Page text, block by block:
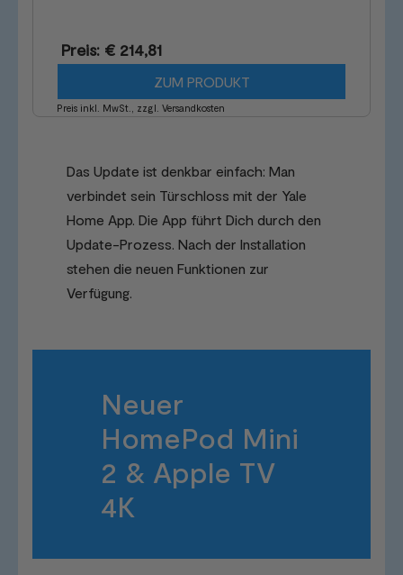
Preis: € 214,81
ZUM PRODUKT
Preis inkl. MwSt., zzgl. Versandkosten
Das Update ist denkbar einfach: Man
verbindet sein Türschloss mit der Yale
Home App. Die App führt Dich durch den
Update-Prozess. Nach der Installation
stehen die neuen Funktionen zur
Verfügung.
Neuer
HomePod Mini
2 & Apple TV
4K